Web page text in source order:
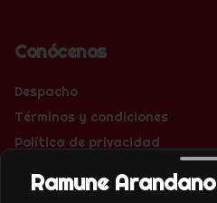
Conócenos
Despacho
Términos y condiciones
Política de privacidad
Redes sociales
Ramune Arandano